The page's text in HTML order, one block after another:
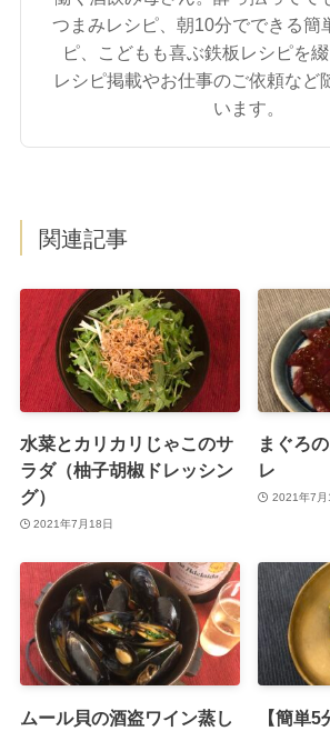
つまみレシピ、朝10分でできる簡
ピ、こどもも喜ぶ鉄板レシピを綴
レシピ掲載やお仕事のご依頼など
います。
関連記事
水菜とカリカリじゃこのサ
ラダ（柚子胡椒ドレッシン
グ）
2021年7月18日
まぐろ
レ
2021年7月
ムール貝の酒盗ワイン蒸し
【簡単